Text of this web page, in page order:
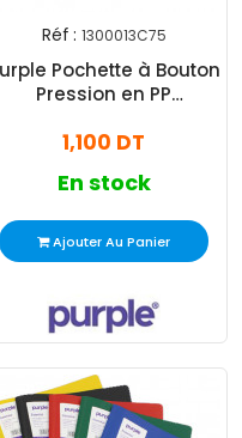
Réf : 1300013C75
Pochette à Bouton
Pression en PP
1,100 DT
En stock
Ajouter Au Panier